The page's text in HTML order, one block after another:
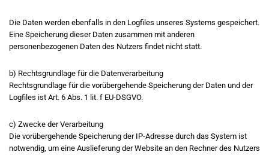
Die Daten werden ebenfalls in den Logfiles unseres Systems gespeichert.
Eine Speicherung dieser Daten zusammen mit anderen
personenbezogenen Daten des Nutzers findet nicht statt.
b) Rechtsgrundlage für die Datenverarbeitung
Rechtsgrundlage für die vorübergehende Speicherung der Daten und der
Logfiles ist Art. 6 Abs. 1 lit. f EU-DSGVO.
c) Zwecke der Verarbeitung
Die vorübergehende Speicherung der IP-Adresse durch das System ist
notwendig, um eine Auslieferung der Website an den Rechner des Nutzers